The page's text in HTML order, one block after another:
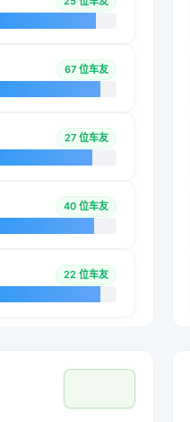
67 位车友
27 位车友
40 位车友
22 位车友